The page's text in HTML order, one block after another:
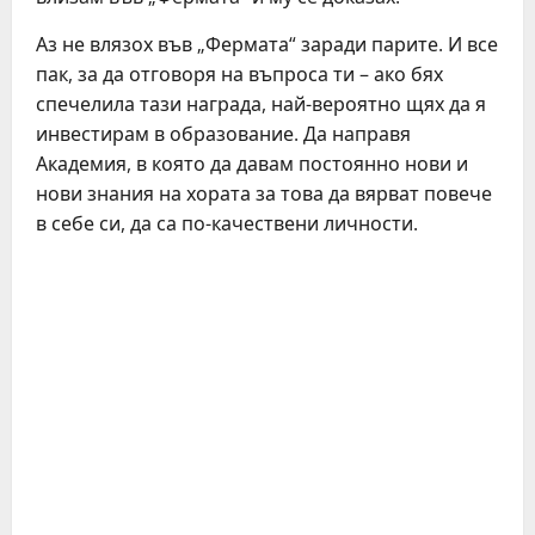
Аз не влязох във „Фермата“ заради парите. И все
пак, за да отговоря на въпроса ти – ако бях
спечелила тази награда, най-вероятно щях да я
инвестирам в образование. Да направя
Академия, в която да давам постоянно нови и
нови знания на хората за това да вярват повече
в себе си, да са по-качествени личности.